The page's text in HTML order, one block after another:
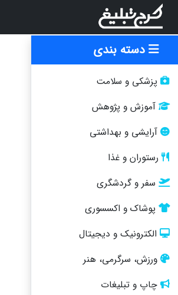
دسته بندی
پزشکی و سلامت
آموزش و پژوهش
آرایشی و بهداشتی
رستوران و غذا
سفر و گردشگری
پوشاک و اکسسوری
الکترونیک و دیجیتال
ورزش، سرگرمی، هنر
چاپ و تبلیغات